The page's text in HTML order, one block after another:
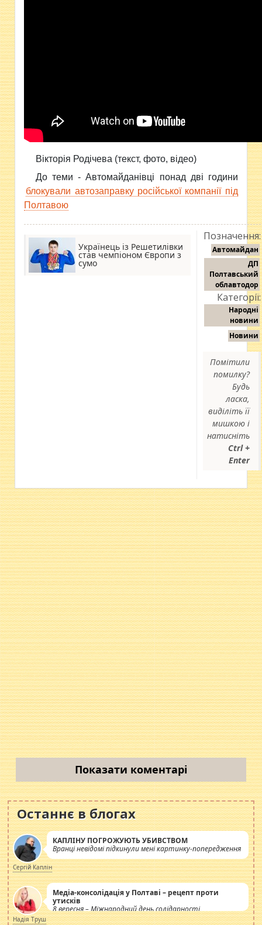
Вікторія Родічева (текст, фото, відео)
До теми - Автомайданівці понад дві години
блокували автозаправку російської компанії під
Полтавою
Українець із Решетилівки
став чемпіоном Європи з
сумо
Позначення:
Автомайдан
ДП
Полтавський
облавтодор
Категорії:
Народні
новини
Новини
Помітили
помилку?
Будь
ласка,
виділіть її
мишкою і
натисніть
Ctrl +
Enter
Показати коментарі
Останнє в блогах
КАПЛІНУ ПОГРОЖУЮТЬ УБИВСТВОМ
Вранці невідомі підкинули мені картинку-попередження
Сергій Каплін
Медіа-консолідація у Полтаві – рецепт проти
утисків
8 вересня – Міжнародний день солідарності
журналістів.
Надія Труш